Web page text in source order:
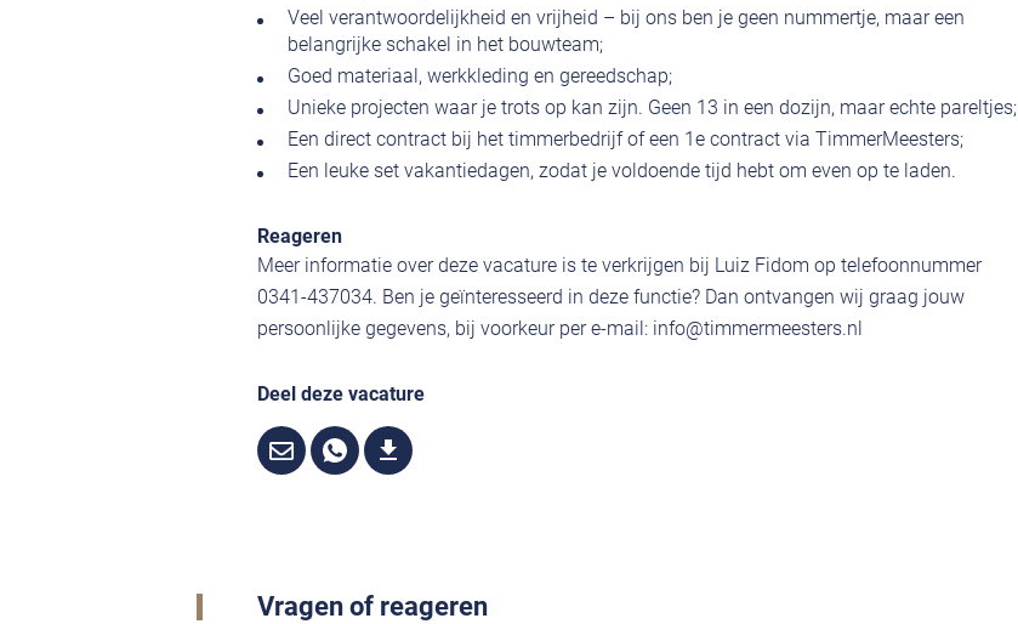
Veel verantwoordelijkheid en vrijheid – bij ons ben je geen nummertje, maar een
belangrijke schakel in het bouwteam;
Goed materiaal, werkkleding en gereedschap;
Unieke projecten waar je trots op kan zijn. Geen 13 in een dozijn, maar echte pareltjes;
Een direct contract bij het timmerbedrijf of een 1e contract via TimmerMeesters;
Een leuke set vakantiedagen, zodat je voldoende tijd hebt om even op te laden.
Reageren
Meer informatie over deze vacature is te verkrijgen bij Luiz Fidom op telefoonnummer
0341-437034. Ben je geïnteresseerd in deze functie? Dan ontvangen wij graag jouw
persoonlijke gegevens, bij voorkeur per e-mail: info@timmermeesters.nl
Deel deze vacature
Vragen of reageren